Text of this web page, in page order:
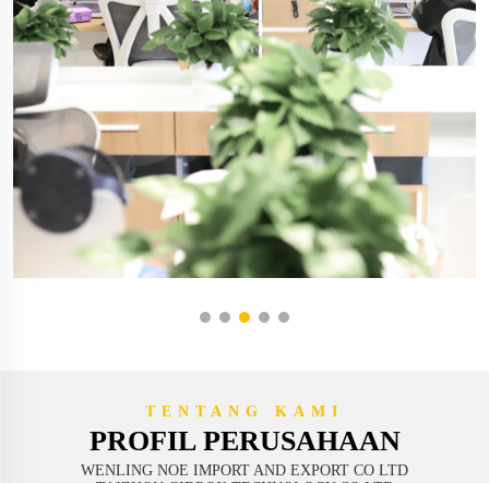
TENTANG KAMI
PROFIL PERUSAHAAN
WENLING NOE IMPORT AND EXPORT CO LTD